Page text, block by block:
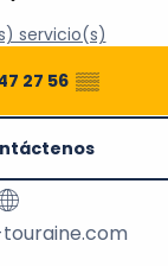
servicio(s)
27 56 ▒▒